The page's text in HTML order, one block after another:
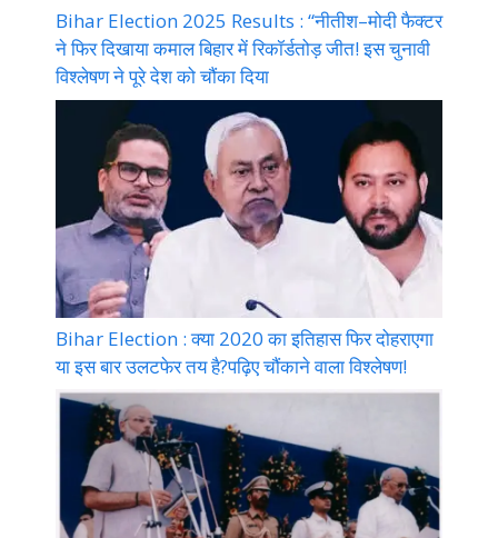
Bihar Election 2025 Results : “नीतीश–मोदी फैक्टर
ने फिर दिखाया कमाल बिहार में रिकॉर्डतोड़ जीत! इस चुनावी
विश्लेषण ने पूरे देश को चौंका दिया
Bihar Election : क्या 2020 का इतिहास फिर दोहराएगा
या इस बार उलटफेर तय है?पढ़िए चौंकाने वाला विश्लेषण!